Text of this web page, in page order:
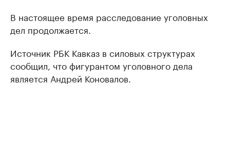
В настоящее время расследование уголовных
дел продолжается.
Источник РБК Кавказ в силовых структурах
сообщил, что фигурантом уголовного дела
является Андрей Коновалов.